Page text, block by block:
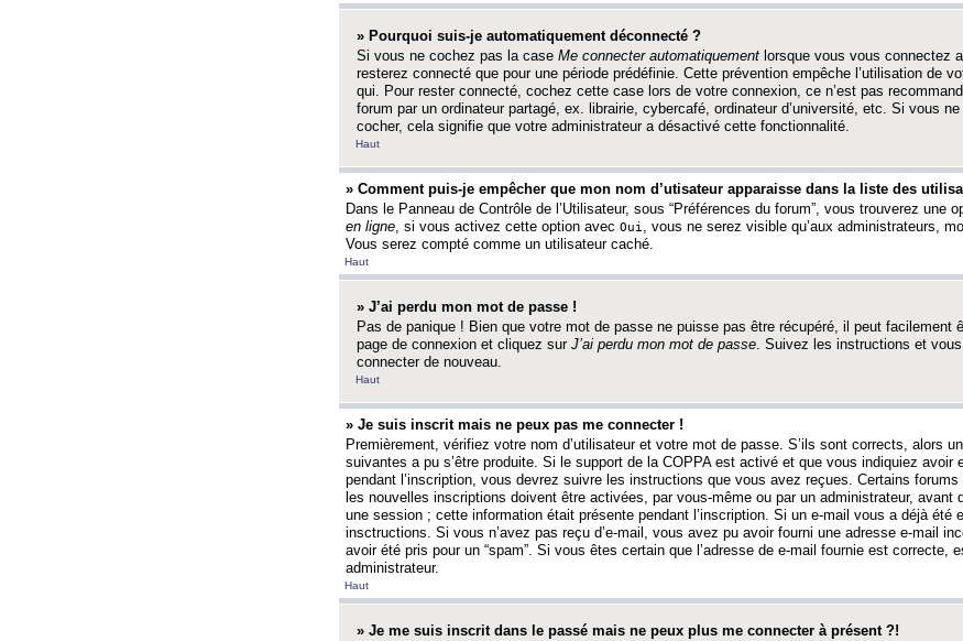
» Pourquoi suis-je automatiquement déconnecté ?
Si vous ne cochez pas la case Me connecter automatiquement lorsque vous vous connectez
resterez connecté que pour une période prédéfinie. Cette prévention empêche l’utilisation de
qui. Pour rester connecté, cochez cette case lors de votre connexion, ce n’est pas
forum par un ordinateur partagé, ex. librairie, cybercafé, ordinateur d’université, etc. Si vous
cocher, cela signifie que votre administrateur a désactivé cette fonctionnalité.
Haut
» Comment puis-je empêcher que mon nom d’utisateur apparaisse dans la liste des
Dans le Panneau de Contrôle de l’Utilisateur, sous “Préférences du forum”, vous trouverez une
en ligne, si vous activez cette option avec Oui , vous ne serez visible qu’aux administrateurs,
Vous serez compté comme un utilisateur caché.
Haut
» J’ai perdu mon mot de passe !
Pas de panique ! Bien que votre mot de passe ne puisse pas être récupéré, il peut facilement
page de connexion et cliquez sur J’ai perdu mon mot de passe. Suivez les instructions et
connecter de nouveau.
Haut
» Je suis inscrit mais ne peux pas me connecter !
Premièrement, vérifiez votre nom d’utilisateur et votre mot de passe. S’ils sont corrects, alors
suivantes a pu s’être produite. Si le support de la COPPA est activé et que vous indiquiez avoir
pendant l’inscription, vous devrez suivre les instructions que vous avez reçues. Certains
les nouvelles inscriptions doivent être activées, par vous-même ou par un administrateur, avant
une session ; cette information était présente pendant l’inscription. Si un e-mail vous a déjà été
insctructions. Si vous n’avez pas reçu d’e-mail, vous avez pu avoir fourni une adresse e-mail
avoir été pris pour un “spam”. Si vous êtes certain que l’adresse de e-mail fournie est correcte,
administrateur.
Haut
» Je me suis inscrit dans le passé mais ne peux plus me connecter à présent ?!